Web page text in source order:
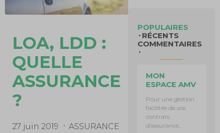
LOA, LDD :
QUELLE
ASSURANCE
?
27 juin 2019
ASSURANCE
POPULAIRES
RÉCENTS
COMMENTAIRES
MON
ESPACE AMV
Pour une gestion
facilitée de vos
contrats
d’assurance,